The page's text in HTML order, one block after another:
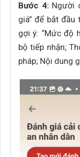
Bước 4:Người
giá” để bắt
gợi ý: “Mức độ
bộ tiếp nhận;
pháp; Nội dung